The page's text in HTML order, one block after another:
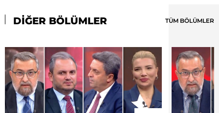
DİĞER BÖLÜMLER TÜM BÖLÜMLER